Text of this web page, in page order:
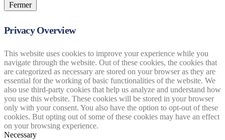
Fermer
Privacy Overview
This website uses cookies to improve your experience while you
navigate through the website. Out of these cookies, the cookies that
are categorized as necessary are stored on your browser as they are
essential for the working of basic functionalities of the website. We
also use third-party cookies that help us analyze and understand how
you use this website. These cookies will be stored in your browser
only with your consent. You also have the option to opt-out of these
cookies. But opting out of some of these cookies may have an effect
on your browsing experience.
Necessary